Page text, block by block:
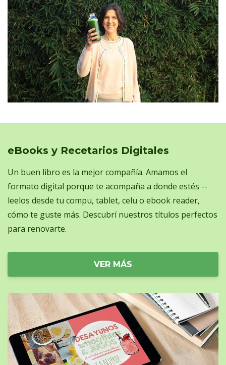
eBooks y Recetarios Digitales
Un buen libro es la mejor compañía. Amamos el
formato digital porque te acompaña a donde estés --
leelos desde tu compu, tablet, celu o ebook reader,
cómo te guste más. Descubrí nuestros títulos perfectos
para renovarte.
VER MÁS